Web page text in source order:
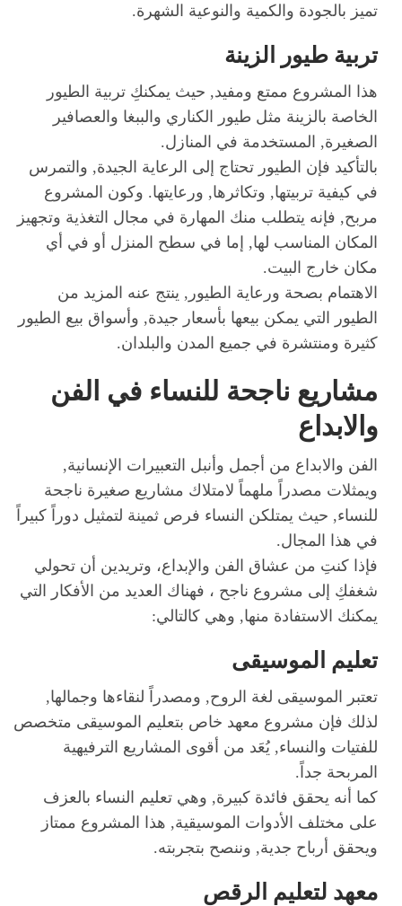
تميز بالجودة والكمية والنوعية الشهرة.
تربية طيور الزينة
هذا المشروع ممتع ومفيد, حيث يمكنكِ تربية الطيور
الخاصة بالزينة مثل طيور الكناري والببغا والعصافير
الصغيرة, المستخدمة في المنازل.
بالتأكيد فإن الطيور تحتاج إلى الرعاية الجيدة, والتمرس
في كيفية تربيتها, وتكاثرها, ورعايتها. وكون المشروع
مربح, فإنه يتطلب منك المهارة في مجال التغذية وتجهيز
المكان المناسب لها, إما في سطح المنزل أو في أي
مكان خارج البيت.
الاهتمام بصحة ورعاية الطيور, ينتج عنه المزيد من
الطيور التي يمكن بيعها بأسعار جيدة, وأسواق بيع الطيور
كثيرة ومنتشرة في جميع المدن والبلدان.
مشاريع ناجحة للنساء في الفن
والابداع
الفن والابداع من أجمل وأنبل التعبيرات الإنسانية,
ويمثلات مصدراً ملهماً لامتلاك مشاريع صغيرة ناجحة
للنساء, حيث يمتلكن النساء فرص ثمينة لتمثيل دوراً كبيراً
في هذا المجال.
فإذا كنتِ من عشاق الفن والإبداع، وتريدين أن تحولي
شغفكِ إلى مشروع ناجح ، فهناك العديد من الأفكار التي
يمكنك الاستفادة منها, وهي كالتالي:
تعليم الموسيقى
تعتبر الموسيقى لغة الروح, ومصدراً لنقاءها وجمالها,
لذلك فإن مشروع معهد خاص بتعليم الموسيقى متخصص
للفتيات والنساء, يُعَد من أقوى المشاريع الترفيهية
المربحة جداً.
كما أنه يحقق فائدة كبيرة, وهي تعليم النساء بالعزف
على مختلف الأدوات الموسيقية, هذا المشروع ممتاز
ويحقق أرباح جدية, وننصح بتجربته.
معهد لتعليم الرقص